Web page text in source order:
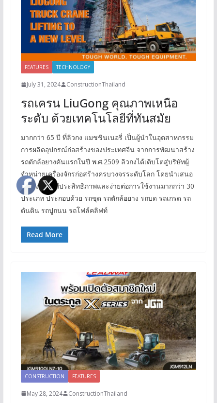
FEATURES TECHNOLOGY
July 31, 2024 ConstructionThailand
รถเครน LiuGong คุณภาพเหนือ
ระดับ ด้วยเทคโนโลยีที่ทันสมัย
มากกว่า 65 ปี ที่ลิวกง แมชชินเนอรี่ เป็นผู้นำในอุตสาหกรรม
การผลิตอุปกรณ์ก่อสร้างของประเทศจีน จากการพัฒนาสร้าง
รถตักล้อยางคันแรกในปี พ.ศ.2509 ลิวกงได้เติบโตสู่บริษัทผู้
จำหน่ายเครื่องจักรก่อสร้างครบวงจรระดับโลก โดยนำเสนอ
เครื่องจักรที่มีประสิทธิภาพและง่ายต่อการใช้งานมากกว่า 30
ประเภท ประกอบด้วย รถขุด รถตักล้อยาง รถบด รถเกรด รถ
ดันดิน รถปูถนน รถโฟล์คลิฟท์
Read More
CONSTRUCTION FEATURES
May 28, 2024 ConstructionThailand